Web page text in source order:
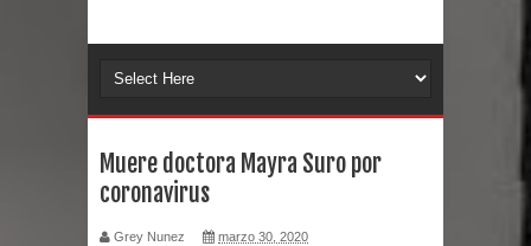
Belkis Concepción será intervenida
Abel Martínez llama a los
dominicanos a unirse para sacar al
Muere doctora Mayra Suro por
coronavirus
Grey Nunez marzo 30, 2020